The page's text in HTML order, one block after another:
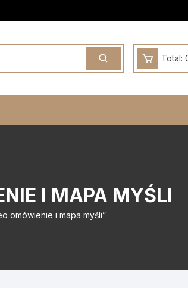
Total:
I MAPA MYŚLI
omówienie i mapa myśli”